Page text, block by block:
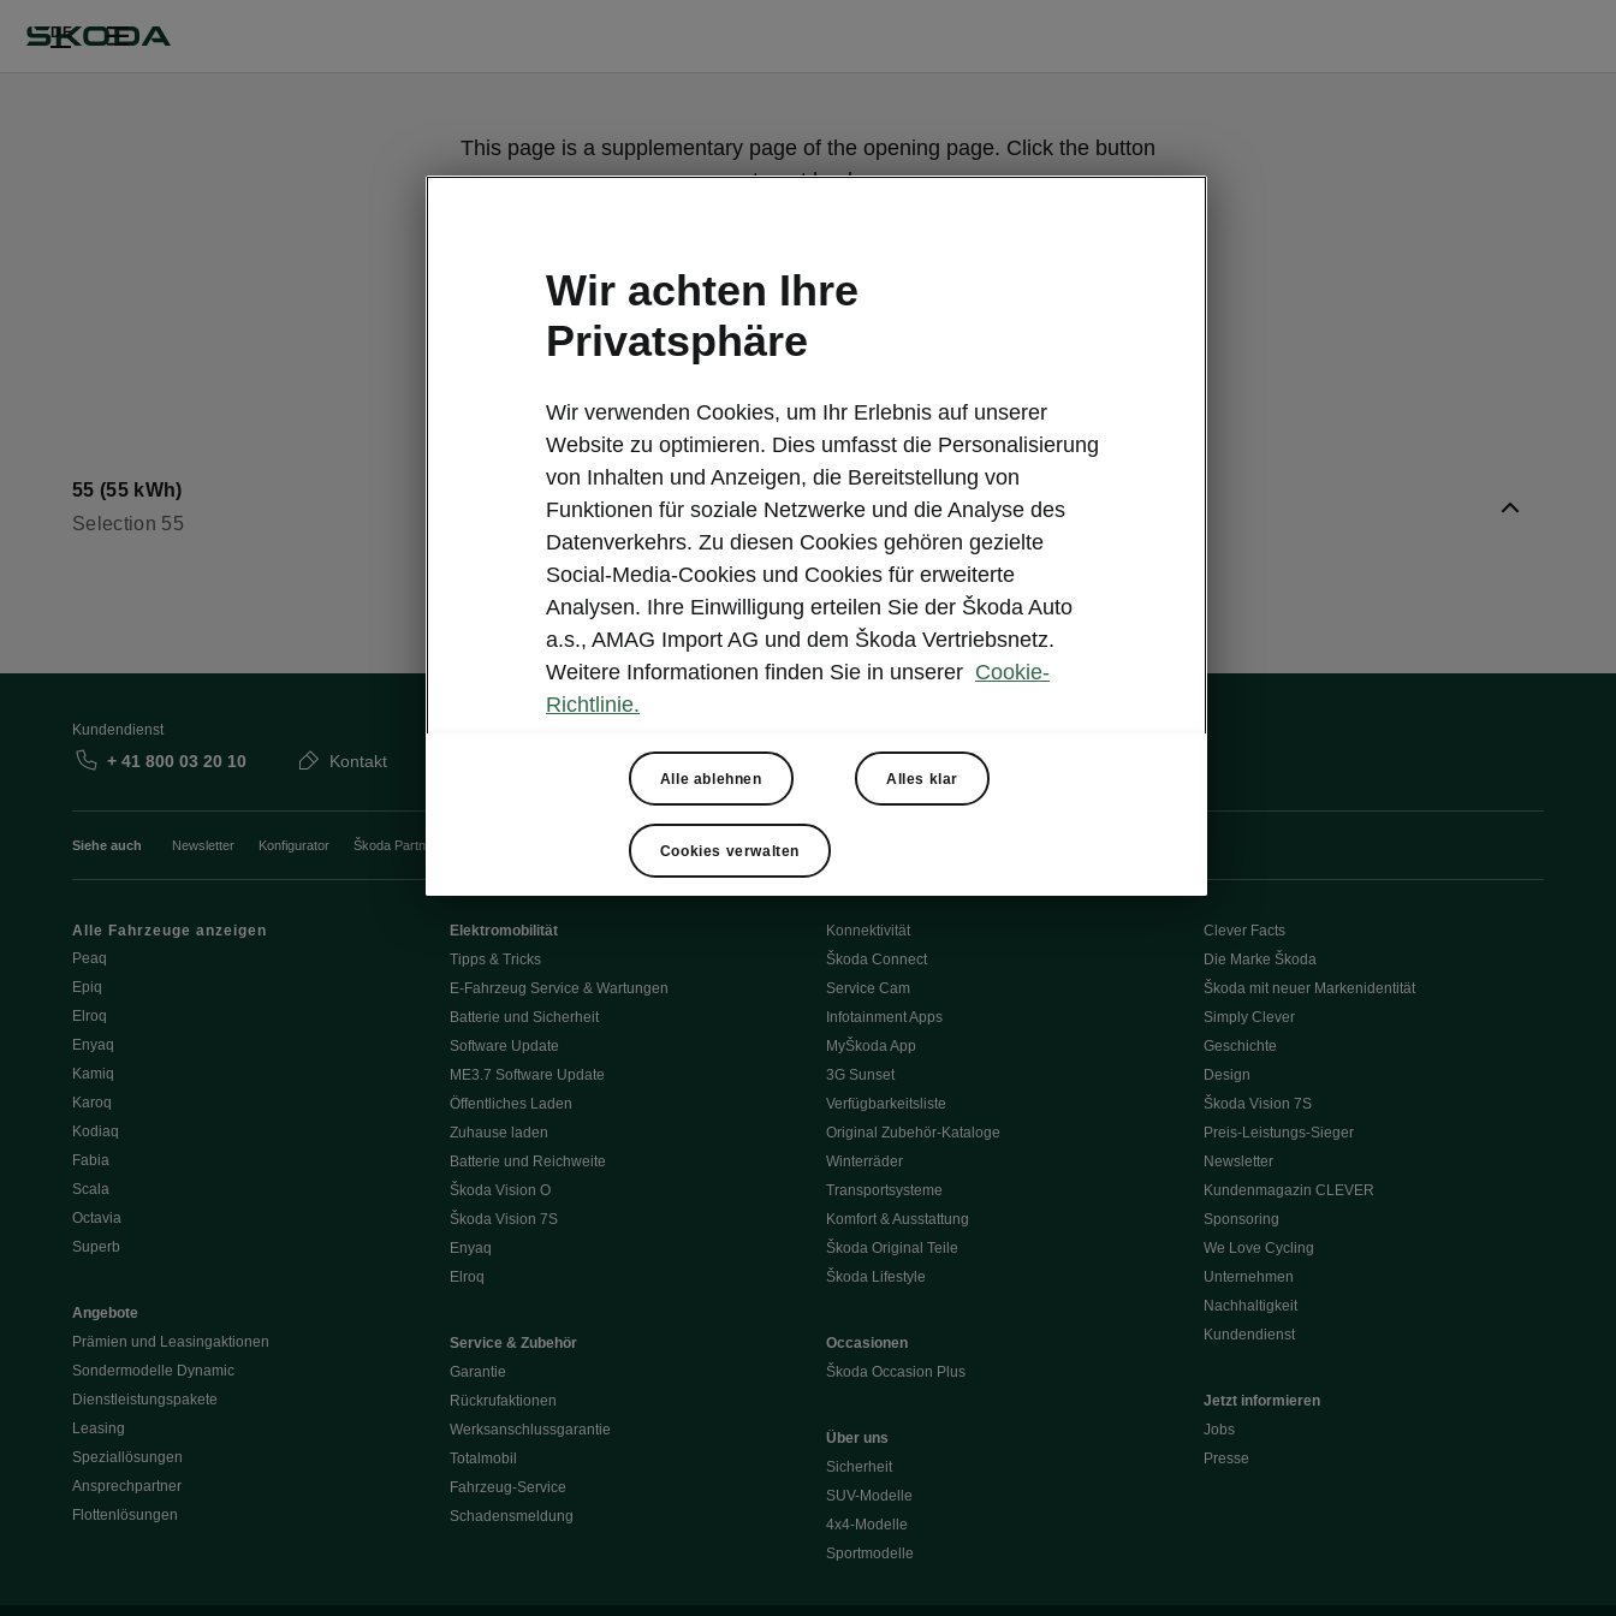
DE
This page is a supplementary page of the opening page. Click the button
to get back.
55 (55 kWh)
Selection 55
Kundendienst
+ 41 800 03 20 10 Kontakt
Siehe auch Newsletter Konfigurator Škoda Partner
Alle Fahrzeuge anzeigen
Peaq
Epiq
Elroq
Enyaq
Kamiq
Karoq
Kodiaq
Fabia
Scala
Octavia
Superb
Angebote
Prämien und Leasingaktionen
Sondermodelle Dynamic
Dienstleistungspakete
Leasing
Speziallösungen
Ansprechpartner
Flottenlösungen
Elektromobilität
Tipps & Tricks
E-Fahrzeug Service & Wartungen
Batterie und Sicherheit
Software Update
ME3.7 Software Update
Öffentliches Laden
Zuhause laden
Batterie und Reichweite
Škoda Vision O
Škoda Vision 7S
Enyaq
Elroq
Service & Zubehör
Garantie
Rückrufaktionen
Werksanschlussgarantie
Totalmobil
Fahrzeug-Service
Schadensmeldung
Konnektivität
Škoda Connect
Service Cam
Infotainment Apps
MyŠkoda App
3G Sunset
Verfügbarkeitsliste
Original Zubehör-Kataloge
Winterräder
Transportsysteme
Komfort & Ausstattung
Škoda Original Teile
Škoda Lifestyle
Occasionen
Škoda Occasion Plus
Über uns
Sicherheit
SUV-Modelle
4x4-Modelle
Sportmodelle
Clever Facts
Die Marke Škoda
Škoda mit neuer Markenidentität
Simply Clever
Geschichte
Design
Škoda Vision 7S
Preis-Leistungs-Sieger
Newsletter
Kundenmagazin CLEVER
Sponsoring
We Love Cycling
Unternehmen
Nachhaltigkeit
Kundendienst
Jetzt informieren
Jobs
Presse
Wir achten Ihre
Privatsphäre
Wir verwenden Cookies, um Ihr Erlebnis auf unserer
Website zu optimieren. Dies umfasst die Personalisierung
von Inhalten und Anzeigen, die Bereitstellung von
Funktionen für soziale Netzwerke und die Analyse des
Datenverkehrs. Zu diesen Cookies gehören gezielte
Social-Media-Cookies und Cookies für erweiterte
Analysen. Ihre Einwilligung erteilen Sie der Škoda Auto
a.s., AMAG Import AG und dem Škoda Vertriebsnetz.
Weitere Informationen finden Sie in unserer Cookie-
Richtlinie.
Alle ablehnen Alles klar
Cookies verwalten